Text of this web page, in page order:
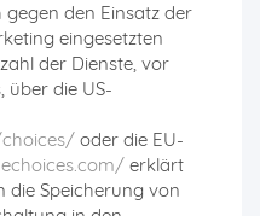
den Einsatz der
eingesetzten
der Dienste, vor
über die US-
oder die EU-
erklärt
die Speicherung von